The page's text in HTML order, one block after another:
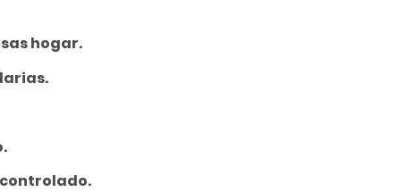
hogar.